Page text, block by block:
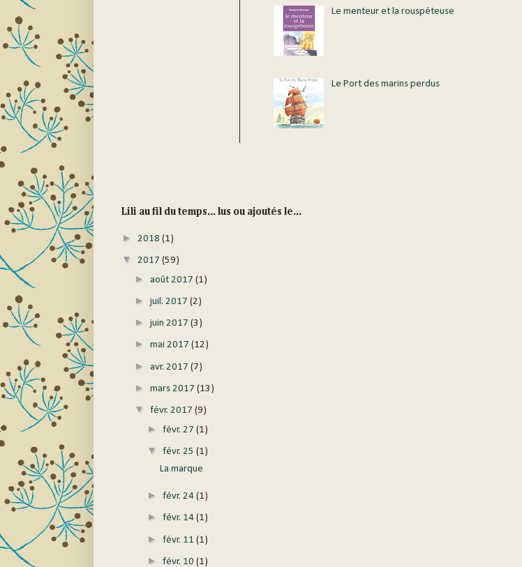
Le menteur et la rouspéteuse
Le Port des marins perdus
Lili au fil du temps... lus ou ajoutés le...
► 2018 (1)
▼ 2017 (59)
► août 2017 (1)
► juil. 2017 (2)
► juin 2017 (3)
► mai 2017 (12)
► avr. 2017 (7)
► mars 2017 (13)
▼ févr. 2017 (9)
► févr. 27 (1)
▼ févr. 25 (1)
La marque
► févr. 24 (1)
► févr. 14 (1)
► févr. 11 (1)
► févr. 10 (1)